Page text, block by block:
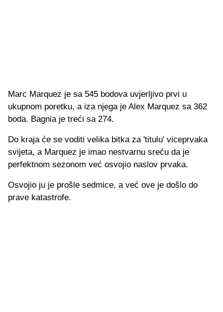
Marc Marquez je sa 545 bodova uvjerljivo prvi u
ukupnom poretku, a iza njega je Alex Marquez sa 362
boda. Bagnia je treći sa 274.
Do kraja će se voditi velika bitka za 'titulu' viceprvaka
svijeta, a Marquez je imao nestvarnu sreću da je
perfektnom sezonom već osvojio naslov prvaka.
Osvojio ju je prošle sedmice, a već ove je došlo do
prave katastrofe.